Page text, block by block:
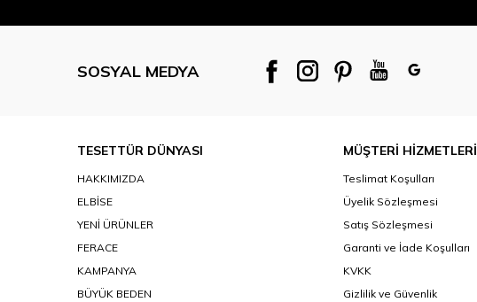
SOSYAL MEDYA
TESETTÜR DÜNYASI
HAKKIMIZDA
ELBİSE
YENİ ÜRÜNLER
FERACE
KAMPANYA
BÜYÜK BEDEN
MÜŞTERİ HİZMETLERİ
Teslimat Koşulları
Üyelik Sözleşmesi
Satış Sözleşmesi
Garanti ve İade Koşulları
KVKK
Gizlilik ve Güvenlik